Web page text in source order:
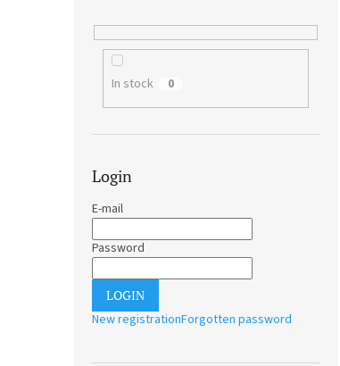
In stock 0
Login
E-mail
Password
LOGIN
New registrationForgotten password